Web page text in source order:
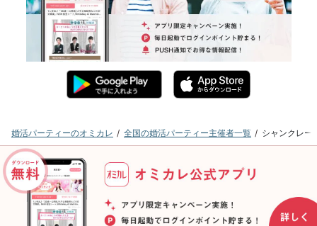
婚活パーティーのオミカレ 全国の婚活パーティー主催者一覧 シャンクレー